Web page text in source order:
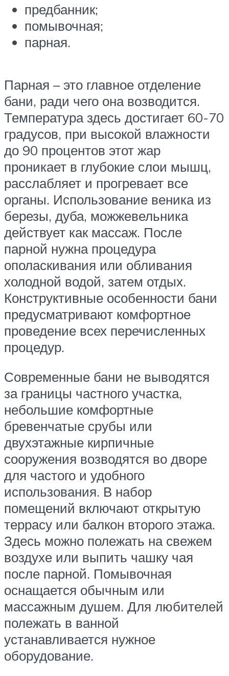
предбанник;
помывочная;
парная.
Парная – это главное отделение
бани, ради чего она возводится.
Температура здесь достигает 60-70
градусов, при высокой влажности
до 90 процентов этот жар
проникает в глубокие слои мышц,
расслабляет и прогревает все
органы. Использование веника из
березы, дуба, можжевельника
действует как массаж. После
парной нужна процедура
ополаскивания или обливания
холодной водой, затем отдых.
Конструктивные особенности бани
предусматривают комфортное
проведение всех перечисленных
процедур.
Современные бани не выводятся
за границы частного участка,
небольшие комфортные
бревенчатые срубы или
двухэтажные кирпичные
сооружения возводятся во дворе
для частого и удобного
использования. В набор
помещений включают открытую
террасу или балкон второго этажа.
Здесь можно полежать на свежем
воздухе или выпить чашку чая
после парной. Помывочная
оснащается обычным или
массажным душем. Для любителей
полежать в ванной
устанавливается нужное
оборудование.